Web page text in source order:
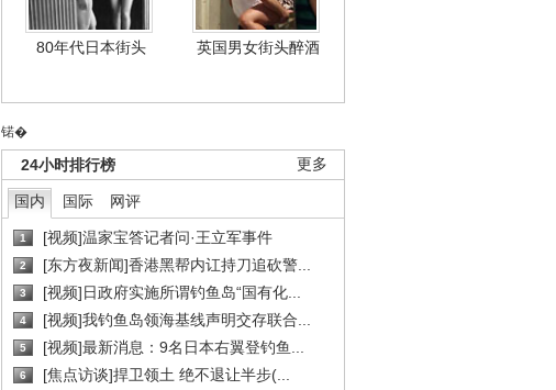
80年代日本街头 英国男女街头醉酒
锘�
更多
24小时排行榜
国内 国际 网评
1 [视频]温家宝答记者问·王立军事件
2 [东方夜新闻]香港黑帮内讧持刀追砍警...
3 [视频]日政府实施所谓钓鱼岛“国有化...
4 [视频]我钓鱼岛领海基线声明交存联合...
5 [视频]最新消息：9名日本右翼登钓鱼...
6 [焦点访谈]捍卫领土 绝不退让半步(...